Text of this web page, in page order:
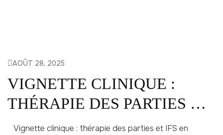
AOÛT 28, 2025
VIGNETTE CLINIQUE :
THÉRAPIE DES PARTIES ET
IFS EN HYPNOSE
Vignette clinique : thérapie des parties et IFS en